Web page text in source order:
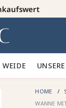
🍃
HOME
WANNE